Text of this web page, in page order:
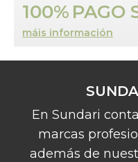
100% PAGO
máis información
En Sundari
marcas
además de